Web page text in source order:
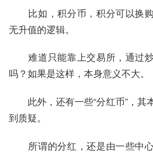
比如，积分币，积分可以换
无升值的逻辑。
难道只能靠上交易所，通过
吗？如果是这样，本身意义不大。
此外，还有一些“分红币”，其
到质疑。
所谓的分红，还是由一些中心